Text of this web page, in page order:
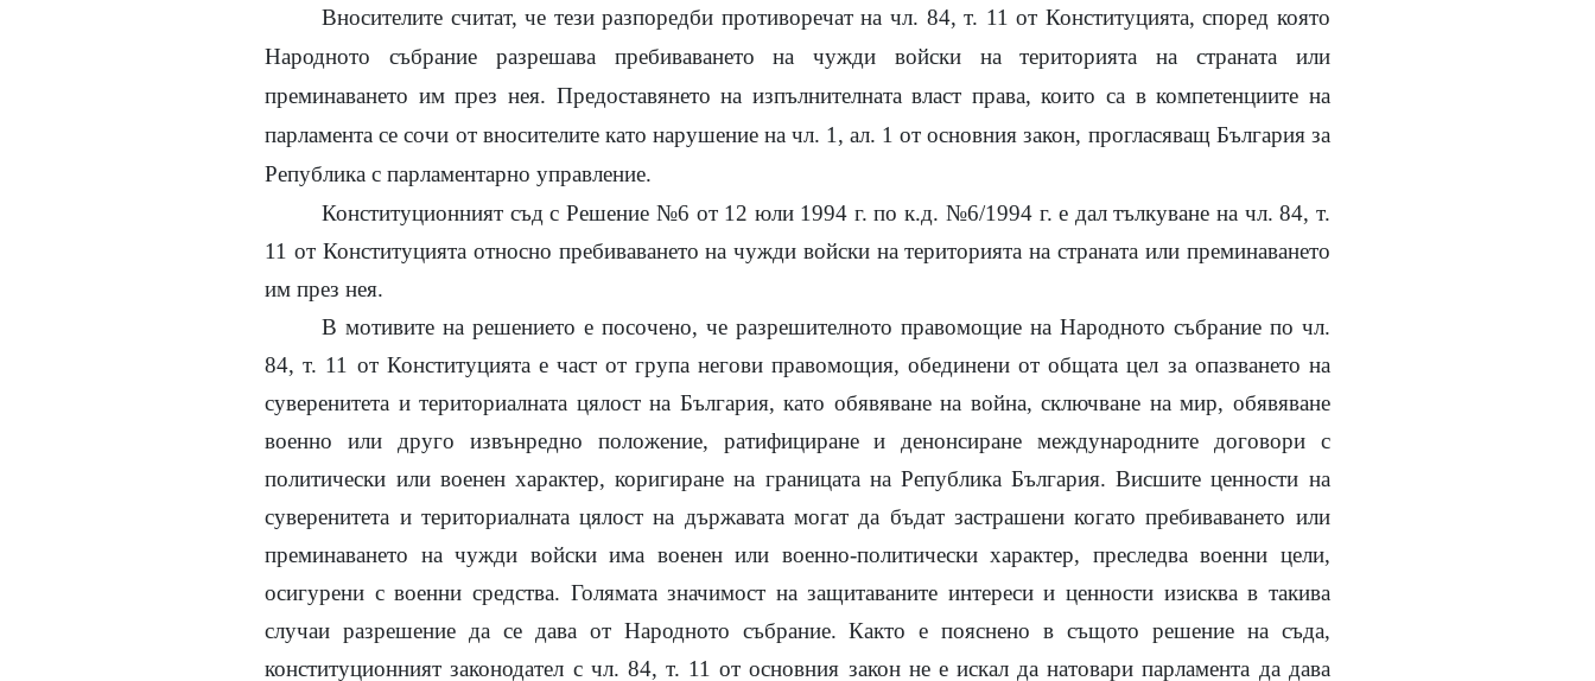
Вносителите считат, че тези разпоредби противоречат на чл. 84, т. 11 от Конституцията, според която
Народното събрание разрешава пребиваването на чужди войски на територията на страната или
преминаването им през нея. Предоставянето на изпълнителната власт права, които са в компетенциите на
парламента се сочи от вносителите като нарушение на чл. 1, ал. 1 от основния закон, прогласяващ България за
Република с парламентарно управление.
Конституционният съд с Решение №6 от 12 юли 1994 г. по к.д. №6/1994 г. е дал тълкуване на чл. 84, т.
11 от Конституцията относно пребиваването на чужди войски на територията на страната или преминаването
им през нея.
В мотивите на решението е посочено, че разрешителното правомощие на Народното събрание по чл.
84, т. 11 от Конституцията е част от група негови правомощия, обединени от общата цел за опазването на
суверенитета и териториалната цялост на България, като обявяване на война, сключване на мир, обявяване
военно или друго извънредно положение, ратифициране и денонсиране международните договори с
политически или военен характер, коригиране на границата на Република България. Висшите ценности на
суверенитета и териториалната цялост на държавата могат да бъдат застрашени когато пребиваването или
преминаването на чужди войски има военен или военно-политически характер, преследва военни цели,
осигурени с военни средства. Голямата значимост на защитаваните интереси и ценности изисква в такива
случаи разрешение да се дава от Народното събрание. Както е пояснено в същото решение на съда,
конституционният законодател с чл. 84, т. 11 от основния закон не е искал да натовари парламента да дава